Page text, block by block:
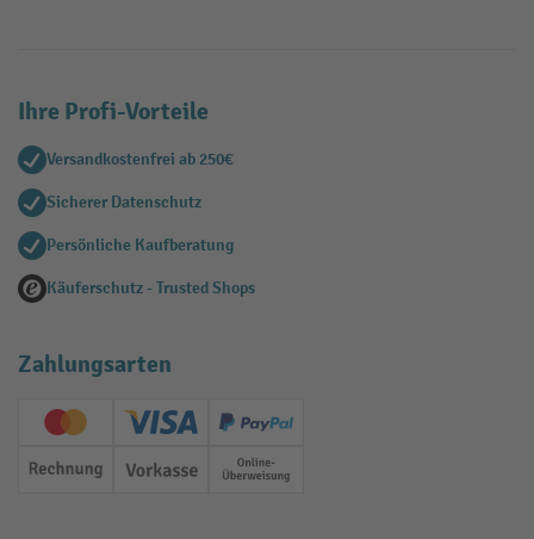
Ihre Profi-Vorteile
Versandkostenfrei ab 250€
Sicherer Datenschutz
Persönliche Kaufberatung
Käuferschutz - Trusted Shops
Zahlungsarten
Creditcard (Master)Creditcard (Visa)
PayPal
Rechnung Vorkasse Online-Überweisung